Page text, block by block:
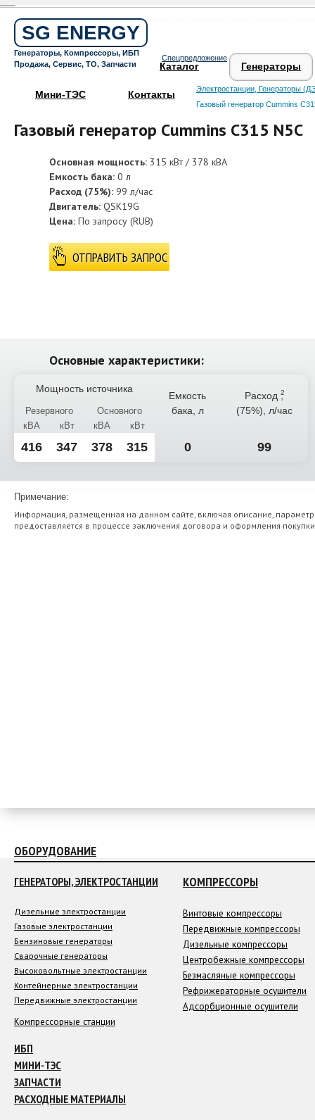
SG ENERGY
Генераторы, Компрессоры, ИБП
Продажа, Сервис, ТО, Запчасти
Спецпредложение
Каталог Генераторы
Мини-ТЭС Контакты
Электростанции, Генераторы
Газовый генератор Cummins
Газовый генератор Cummins C315 N5C
Основная мощность: 315 кВт / 378 кВА
Емкость бака: 0 л
Расход (75%): 99 л/час
Двигатель: QSK19G
Цена: По запросу (RUB)
ОТПРАВИТЬ ЗАПРОС
Основные характеристики:
Мощность источника
Емкость
бака, л
Расход ,
(75%), л/час
Резервного
Основного
кВА
кВт кВА кВт
416 347 378 315 0 99
Примечание:
Информация, размещенная на данном сайте, включая описание,
предоставляется в процессе заключения договора и оформления
ОБОРУДОВАНИЕ
ГЕНЕРАТОРЫ, ЭЛЕКТРОСТАНЦИИ
Дизельные электростанции
Газовые электростанции
Бензиновые генераторы
Сварочные генераторы
Высоковольтные электростанции
Контейнерные электростанции
Передвижные электростанции
КОМПРЕССОРЫ
Винтовые компрессоры
Передвижные компрессоры
Дизельные компрессоры
Центробежные компрессоры
Безмасляные компрессоры
Рефрижераторные осушители
Адсорбционные осушители
Компрессорные станции
ИБП
МИНИ-ТЭС
ЗАПЧАСТИ
РАСХОДНЫЕ МАТЕРИАЛЫ